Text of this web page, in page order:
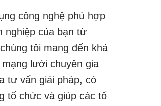
công nghệ phù hợp
nghiệp của bạn từ
tôi mang đến khả
lưới chuyên gia
tư vấn giải pháp, có
tổ chức và giúp các tổ